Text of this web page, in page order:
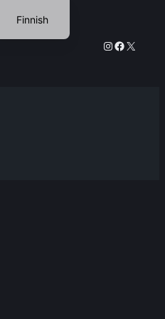
Instagram
Facebook
X
Finnish
English